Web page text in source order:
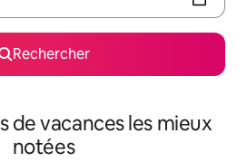
Rechercher
de vacances les mieux
notées